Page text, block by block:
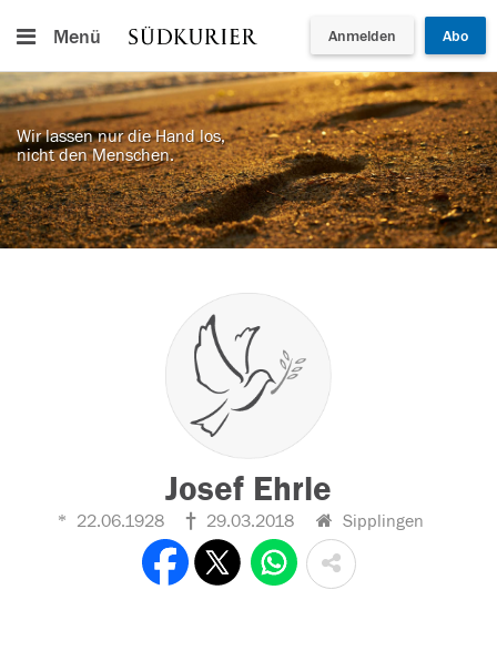
Menü Anmelden Abo
Wir lassen nur die Hand los,
nicht den Menschen.
Josef Ehrle
22.06.1928 29.03.2018 Sipplingen